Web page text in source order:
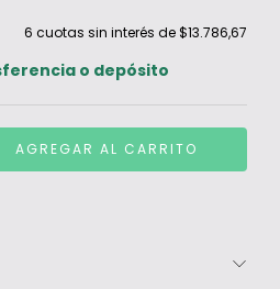
6 cuotas sin interés de$13.786,67
o depósito